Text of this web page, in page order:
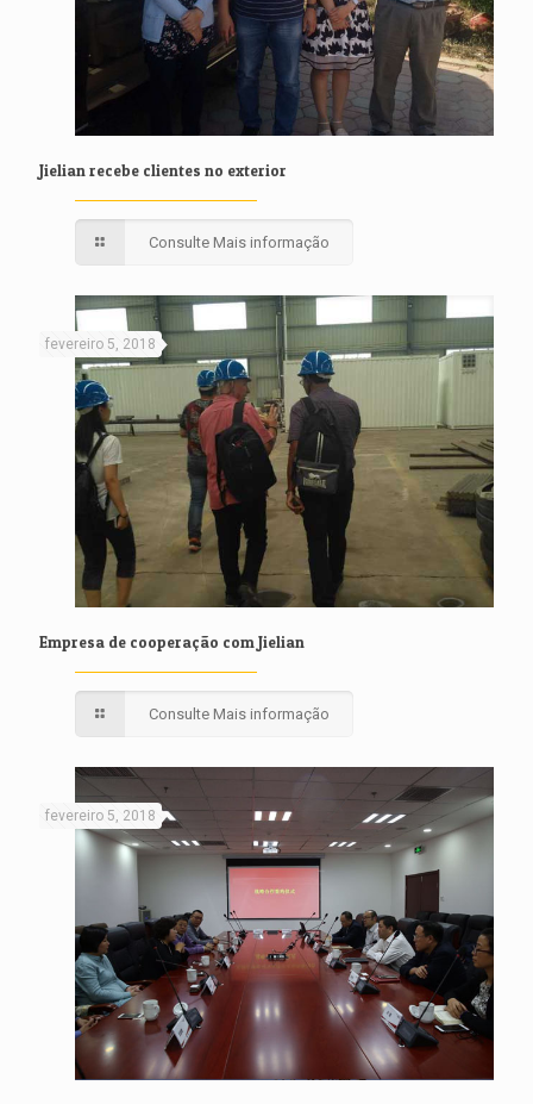
Jielian recebe clientes no exterior
Consulte Mais informação
fevereiro 5, 2018
Empresa de cooperação com Jielian
Consulte Mais informação
fevereiro 5, 2018